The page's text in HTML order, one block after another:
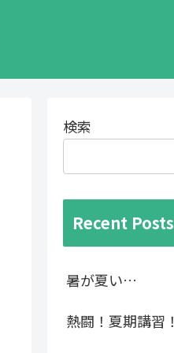
検索
Recent Posts
暑が夏い…
熱闘！夏期講習！